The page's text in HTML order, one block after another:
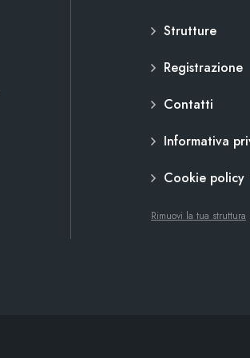
Strutture
Registrazione
Contatti
Informativa
Cookie policy
Rimuovi la tua struttura